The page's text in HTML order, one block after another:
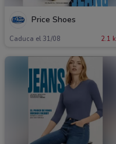
Price Shoes
Caduca el 31/08 2.1